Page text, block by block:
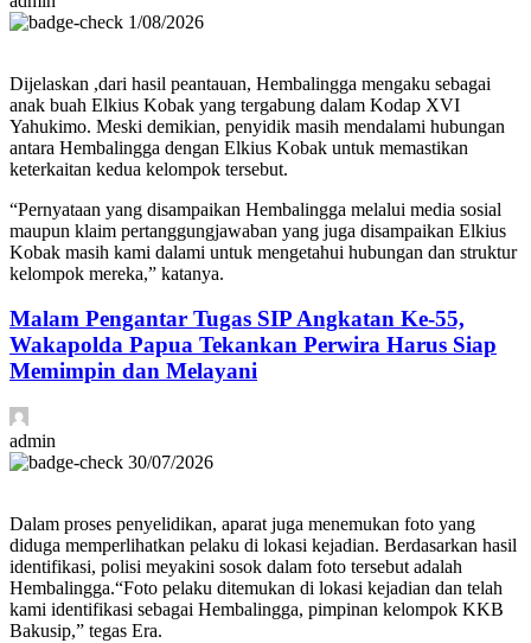
1/08/2026
Dijelaskan ,dari hasil peantauan, Hembalingga mengaku sebagai
anak buah Elkius Kobak yang tergabung dalam Kodap XVI
Yahukimo. Meski demikian, penyidik masih mendalami hubungan
antara Hembalingga dengan Elkius Kobak untuk memastikan
keterkaitan kedua kelompok tersebut.
“Pernyataan yang disampaikan Hembalingga melalui media sosial
maupun klaim pertanggungjawaban yang juga disampaikan Elkius
Kobak masih kami dalami untuk mengetahui hubungan dan struktur
kelompok mereka,” katanya.
Malam Pengantar Tugas SIP Angkatan Ke-55,
Wakapolda Papua Tekankan Perwira Harus Siap
Memimpin dan Melayani
admin
30/07/2026
Dalam proses penyelidikan, aparat juga menemukan foto yang
diduga memperlihatkan pelaku di lokasi kejadian. Berdasarkan hasil
identifikasi, polisi meyakini sosok dalam foto tersebut adalah
Hembalingga.“Foto pelaku ditemukan di lokasi kejadian dan telah
kami identifikasi sebagai Hembalingga, pimpinan kelompok KKB
Bakusip,” tegas Era.